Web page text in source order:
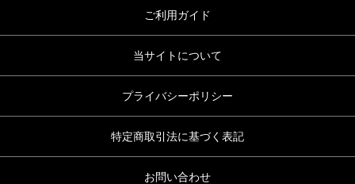
ご利用ガイド
当サイトについて
プライバシーポリシー
特定商取引法に基づく表記
お問い合わせ